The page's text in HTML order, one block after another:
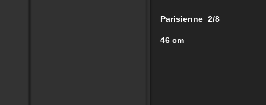
Parisienne 2/8
46 cm